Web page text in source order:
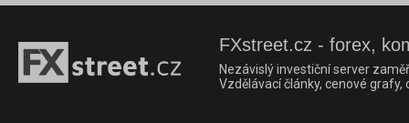
FXstreet.cz - forex,
Nezávislý investiční server
Vzdělávací články, cenové